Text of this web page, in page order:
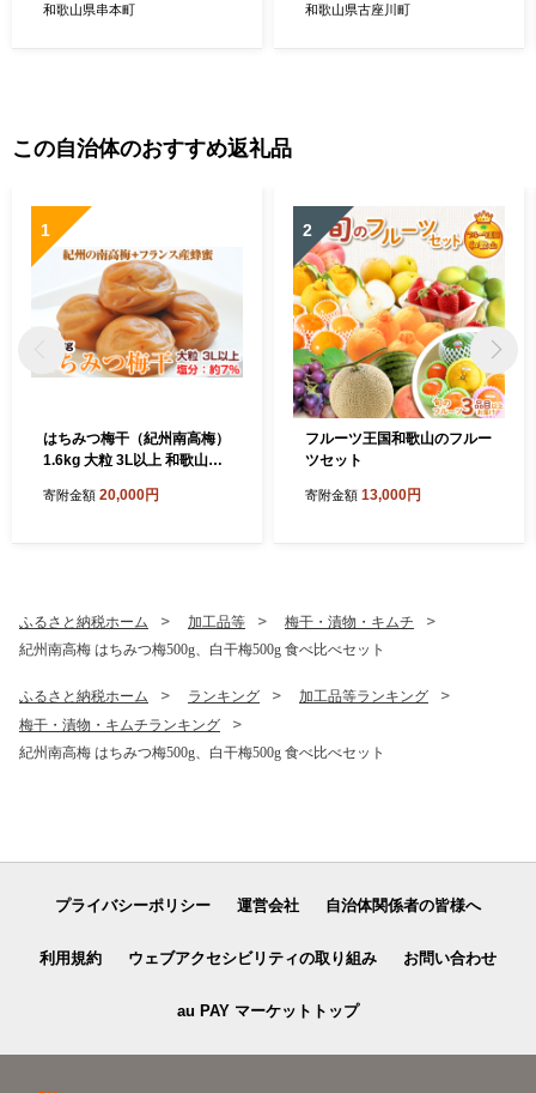
和歌山県串本町 和歌山県古座川町
この自治体のおすすめ返礼品
1
はちみつ梅干（紀州南高梅）
1.6kg 大粒 3L以上 和歌山県
寄附金額 20,000円
2
フルーツ王国和歌山のフルー
ツセット
寄附金額 13,000円
ふるさと納税ホーム 加工品等
梅干・漬物・キムチ
紀州南高梅 はちみつ梅500g、白干梅500g 食べ比べセット
ふるさと納税ホーム ランキング
加工品等ランキング
梅干・漬物・キムチランキング
紀州南高梅 はちみつ梅500g、白干梅500g 食べ比べセット
プライバシーポリシー 運営会社 自治体関係者の皆様へ
利用規約 ウェブアクセシビリティの取り組み お問い合わせ
au PAY マーケットトップ